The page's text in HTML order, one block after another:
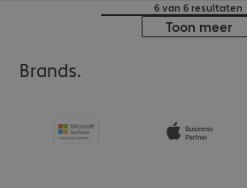
6 van 6 resultaten
Toon meer
Brands.